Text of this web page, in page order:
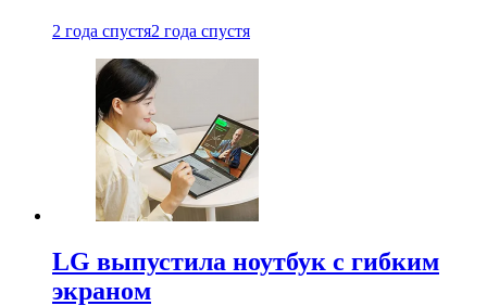
2 года спустя2 года спустя
LG выпустила ноутбук с гибким
экраном